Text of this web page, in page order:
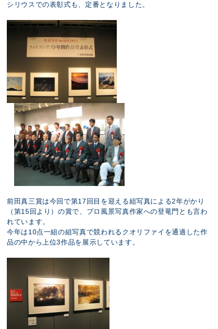
シリウスでの表彰式も、定番となりました。
前田真三賞は今回で第17回目を迎える組写真による2年がかり
（第15回より）の賞で、プロ風景写真作家への登竜門とも言わ
れています。
今年は10点一組の組写真で競われるクオリファイを通過した作
品の中から上位3作品を展示しています。